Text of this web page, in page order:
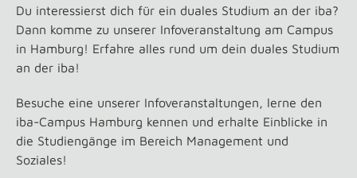
Du interessierst dich für ein duales Studium an der iba?
Dann komme zu unserer Infoveranstaltung am Campus
in Hamburg! Erfahre alles rund um dein duales Studium
an der iba!
Besuche eine unserer Infoveranstaltungen, lerne den
iba-Campus Hamburg kennen und erhalte Einblicke in
die Studiengänge im Bereich Management und
Soziales!